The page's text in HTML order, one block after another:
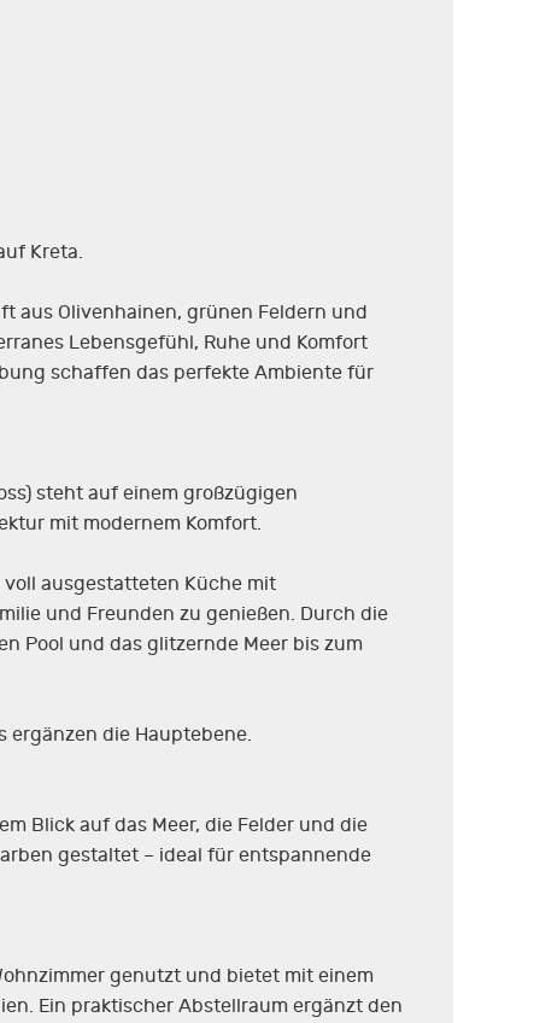
Kreta.
aus Olivenhainen, grünen Feldern und
Lebensgefühl, Ruhe und Komfort
schaffen das perfekte Ambiente für
steht auf einem großzügigen
mit modernem Komfort.
ausgestatteten Küche mit
und Freunden zu genießen. Durch die
Pool und das glitzernde Meer bis zum
ergänzen die Hauptebene.
Blick auf das Meer, die Felder und die
gestaltet – ideal für entspannende
genutzt und bietet mit einem
Ein praktischer Abstellraum ergänzt den